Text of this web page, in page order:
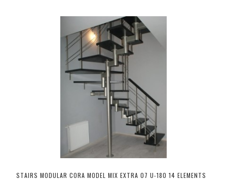
STAIRS MODULAR CORA MODEL MIX EXTRA 07 U-180 14 ELEMENTS